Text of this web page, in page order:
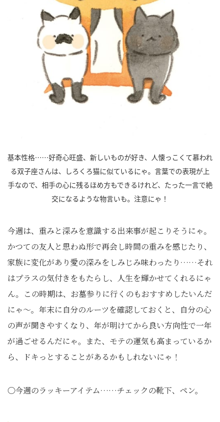
基本性格……好奇心旺盛、新しいものが好き、人懐っこくて慕われ
る双子座さんは、しろくろ猫に似ているにゃ。言葉での表現が上
手なので、相手の心に残るほめ方もできるけれど、たった一言で絶
交になるような物言いも。注意にゃ！
今週は、重みと深みを意識する出来事が起こりそうにゃ。
かつての友人と思わぬ形で再会し時間の重みを感じたり、
家族に変化があり愛の深みをしみじみ味わったり……それ
はプラスの気付きをもたらし、人生を輝かせてくれるにゃ
ん。この時期は、お墓参りに行くのもおすすめしたいんだ
にゃ～。年末に自分のルーツを確認しておくと、自分の心
の声が聞きやすくなり、年が明けてから良い方向性で一年
が過ごせるんだにゃ。また、モテの運気も高まっているか
ら、ドキっとすることがあるかもしれないにゃ！
〇今週のラッキーアイテム……チェックの靴下、ペン。